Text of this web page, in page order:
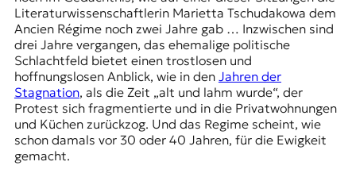
r
n
a
s
m
u
s
u
Literaturwissenschaftlerin Marietta Tschudakowa dem
Ancien Régime noch zwei Jahre gab … Inzwischen sind
drei Jahre vergangen, das ehemalige politische
Schlachtfeld bietet einen trostlosen und
hoffnungslosen Anblick, wie in den Jahren der
Stagnation, als die Zeit „alt und lahm wurde“, der
Protest sich fragmentierte und in die Privatwohnungen
und Küchen zurückzog. Und das Regime scheint, wie
schon damals vor 30 oder 40 Jahren, für die Ewigkeit
gemacht.